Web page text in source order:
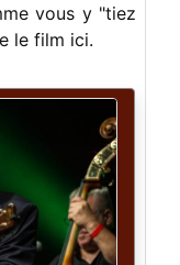
vous y "tiez
le film ici.